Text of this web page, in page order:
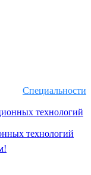
Специальности
технологий